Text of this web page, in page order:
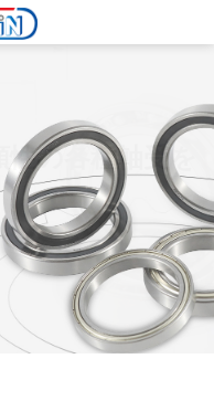
性の各種軸受を